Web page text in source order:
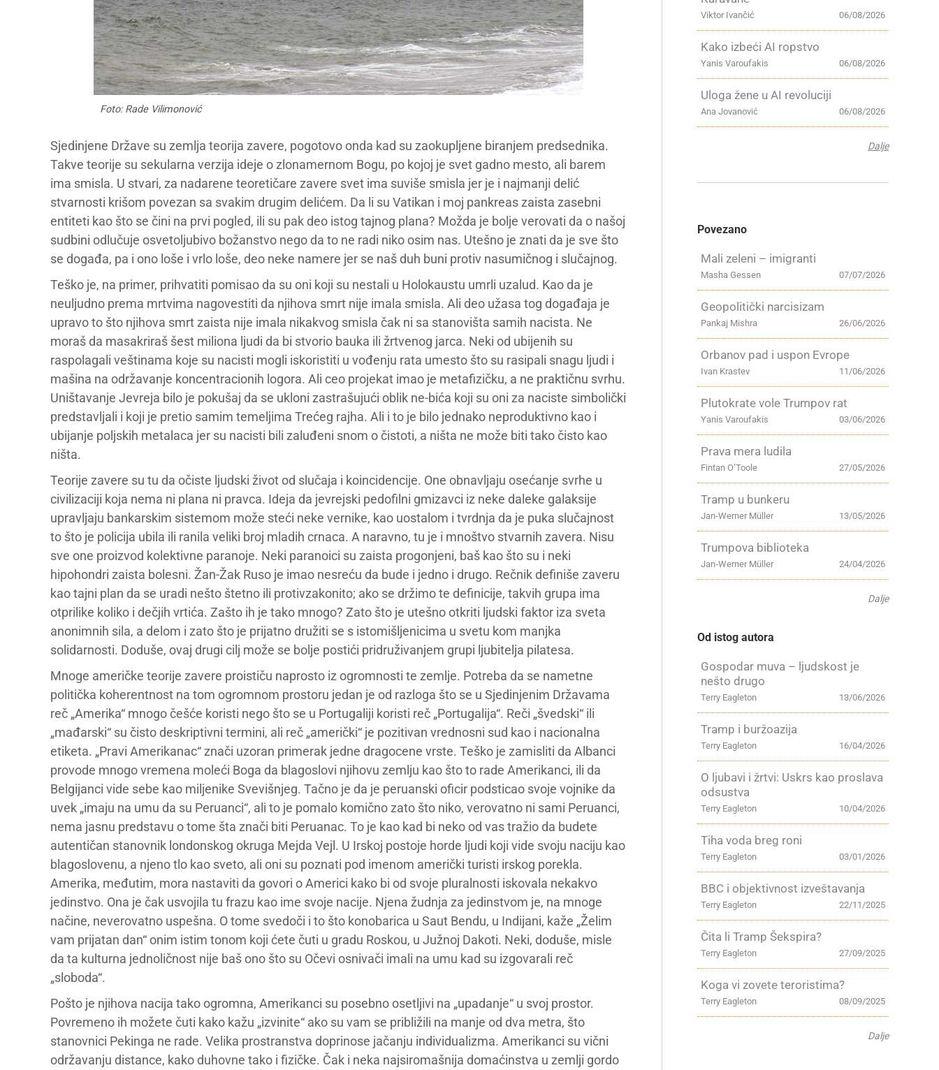
Foto: Rade Vilimonović
Sjedinjene Države su zemlja teorija zavere, pogotovo onda kad su zaokupljene biranjem predsednika.
Takve teorije su sekularna verzija ideje o zlonamernom Bogu, po kojoj je svet gadno mesto, ali barem
ima smisla. U stvari, za nadarene teoretičare zavere svet ima suviše smisla jer je i najmanji delić
stvarnosti krišom povezan sa svakim drugim delićem. Da li su Vatikan i moj pankreas zaista zasebni
entiteti kao što se čini na prvi pogled, ili su pak deo istog tajnog plana? Možda je bolje verovati da o našoj
sudbini odlučuje osvetoljubivo božanstvo nego da to ne radi niko osim nas. Utešno je znati da je sve što
se događa, pa i ono loše i vrlo loše, deo neke namere jer se naš duh buni protiv nasumičnog i slučajnog.
Teško je, na primer, prihvatiti pomisao da su oni koji su nestali u Holokaustu umrli uzalud. Kao da je
neuljudno prema mrtvima nagovestiti da njihova smrt nije imala smisla. Ali deo užasa tog događaja je
upravo to što njihova smrt zaista nije imala nikakvog smisla čak ni sa stanovišta samih nacista. Ne
moraš da masakriraš šest miliona ljudi da bi stvorio bauka ili žrtvenog jarca. Neki od ubijenih su
raspolagali veštinama koje su nacisti mogli iskoristiti u vođenju rata umesto što su rasipali snagu ljudi i
mašina na održavanje koncentracionih logora. Ali ceo projekat imao je metafizičku, a ne praktičnu svrhu.
Uništavanje Jevreja bilo je pokušaj da se ukloni zastrašujući oblik ne-bića koji su oni za naciste simbolički
predstavljali i koji je pretio samim temeljima Trećeg rajha. Ali i to je bilo jednako neproduktivno kao i
ubijanje poljskih metalaca jer su nacisti bili zaluđeni snom o čistoti, a ništa ne može biti tako čisto kao
ništa.
Teorije zavere su tu da očiste ljudski život od slučaja i koincidencije. One obnavljaju osećanje svrhe u
civilizaciji koja nema ni plana ni pravca. Ideja da jevrejski pedofilni gmizavci iz neke daleke galaksije
upravljaju bankarskim sistemom može steći neke vernike, kao uostalom i tvrdnja da je puka slučajnost
to što je policija ubila ili ranila veliki broj mladih crnaca. A naravno, tu je i mnoštvo stvarnih zavera. Nisu
sve one proizvod kolektivne paranoje. Neki paranoici su zaista progonjeni, baš kao što su i neki
hipohondri zaista bolesni. Žan-Žak Ruso je imao nesreću da bude i jedno i drugo. Rečnik definiše zaveru
kao tajni plan da se uradi nešto štetno ili protivzakonito; ako se držimo te definicije, takvih grupa ima
otprilike koliko i dečjih vrtića. Zašto ih je tako mnogo? Zato što je utešno otkriti ljudski faktor iza sveta
anonimnih sila, a delom i zato što je prijatno družiti se s istomišljenicima u svetu kom manjka
solidarnosti. Doduše, ovaj drugi cilj može se bolje postići pridruživanjem grupi ljubitelja pilatesa.
Mnoge američke teorije zavere proističu naprosto iz ogromnosti te zemlje. Potreba da se nametne
politička koherentnost na tom ogromnom prostoru jedan je od razloga što se u Sjedinjenim Državama
reč „Amerika“ mnogo češće koristi nego što se u Portugaliji koristi reč „Portugalija“. Reči „švedski“ ili
„mađarski“ su čisto deskriptivni termini, ali reč „američki“ je pozitivan vrednosni sud kao i nacionalna
etiketa. „Pravi Amerikanac“ znači uzoran primerak jedne dragocene vrste. Teško je zamisliti da Albanci
provode mnogo vremena moleći Boga da blagoslovi njihovu zemlju kao što to rade Amerikanci, ili da
Belgijanci vide sebe kao miljenike Svevišnjeg. Tačno je da je peruanski oficir podsticao svoje vojnike da
uvek „imaju na umu da su Peruanci“, ali to je pomalo komično zato što niko, verovatno ni sami Peruanci,
nema jasnu predstavu o tome šta znači biti Peruanac. To je kao kad bi neko od vas tražio da budete
autentičan stanovnik londonskog okruga Mejda Vejl. U Irskoj postoje horde ljudi koji vide svoju naciju kao
blagoslovenu, a njeno tlo kao sveto, ali oni su poznati pod imenom američki turisti irskog porekla.
Amerika, međutim, mora nastaviti da govori o Americi kako bi od svoje pluralnosti iskovala nekakvo
jedinstvo. Ona je čak usvojila tu frazu kao ime svoje nacije. Njena žudnja za jedinstvom je, na mnoge
načine, neverovatno uspešna. O tome svedoči i to što konobarica u Saut Bendu, u Indijani, kaže „Želim
vam prijatan dan“ onim istim tonom koji ćete čuti u gradu Roskou, u Južnoj Dakoti. Neki, doduše, misle
da ta kulturna jednoličnost nije baš ono što su Očevi osnivači imali na umu kad su izgovarali reč
„sloboda“.
Pošto je njihova nacija tako ogromna, Amerikanci su posebno osetljivi na „upadanje“ u svoj prostor.
Povremeno ih možete čuti kako kažu „izvinite“ ako su vam se približili na manje od dva metra, što
stanovnici Pekinga ne rade. Velika prostranstva doprinose jačanju individualizma. Amerikanci su vični
održavanju distance, kako duhovne tako i fizičke. Čak i neka najsiromašnija domaćinstva u zemlji gordo
06/08/2026
Viktor Ivančić
Kako izbeći AI ropstvo
06/08/2026
Yanis Varoufakis
Uloga žene u AI revoluciji
06/08/2026
Ana Jovanović
Dalje
Povezano
Mali zeleni – imigranti
07/07/2026
Masha Gessen
Geopolitički narcisizam
26/06/2026
Pankaj Mishra
Orbanov pad i uspon Evrope
11/06/2026
Ivan Krastev
Plutokrate vole Trumpov rat
03/06/2026
Yanis Varoufakis
Prava mera ludila
27/05/2026
Fintan O’Toole
Tramp u bunkeru
13/05/2026
Jan-Werner Müller
Trumpova biblioteka
24/04/2026
Jan-Werner Müller
Dalje
Od istog autora
Gospodar muva – ljudskost je
nešto drugo
13/06/2026
Terry Eagleton
Tramp i buržoazija
16/04/2026
Terry Eagleton
O ljubavi i žrtvi: Uskrs kao proslava
odsustva
10/04/2026
Terry Eagleton
Tiha voda breg roni
03/01/2026
Terry Eagleton
BBC i objektivnost izveštavanja
22/11/2025
Terry Eagleton
Čita li Tramp Šekspira?
27/09/2025
Terry Eagleton
Koga vi zovete teroristima?
08/09/2025
Terry Eagleton
Dalje